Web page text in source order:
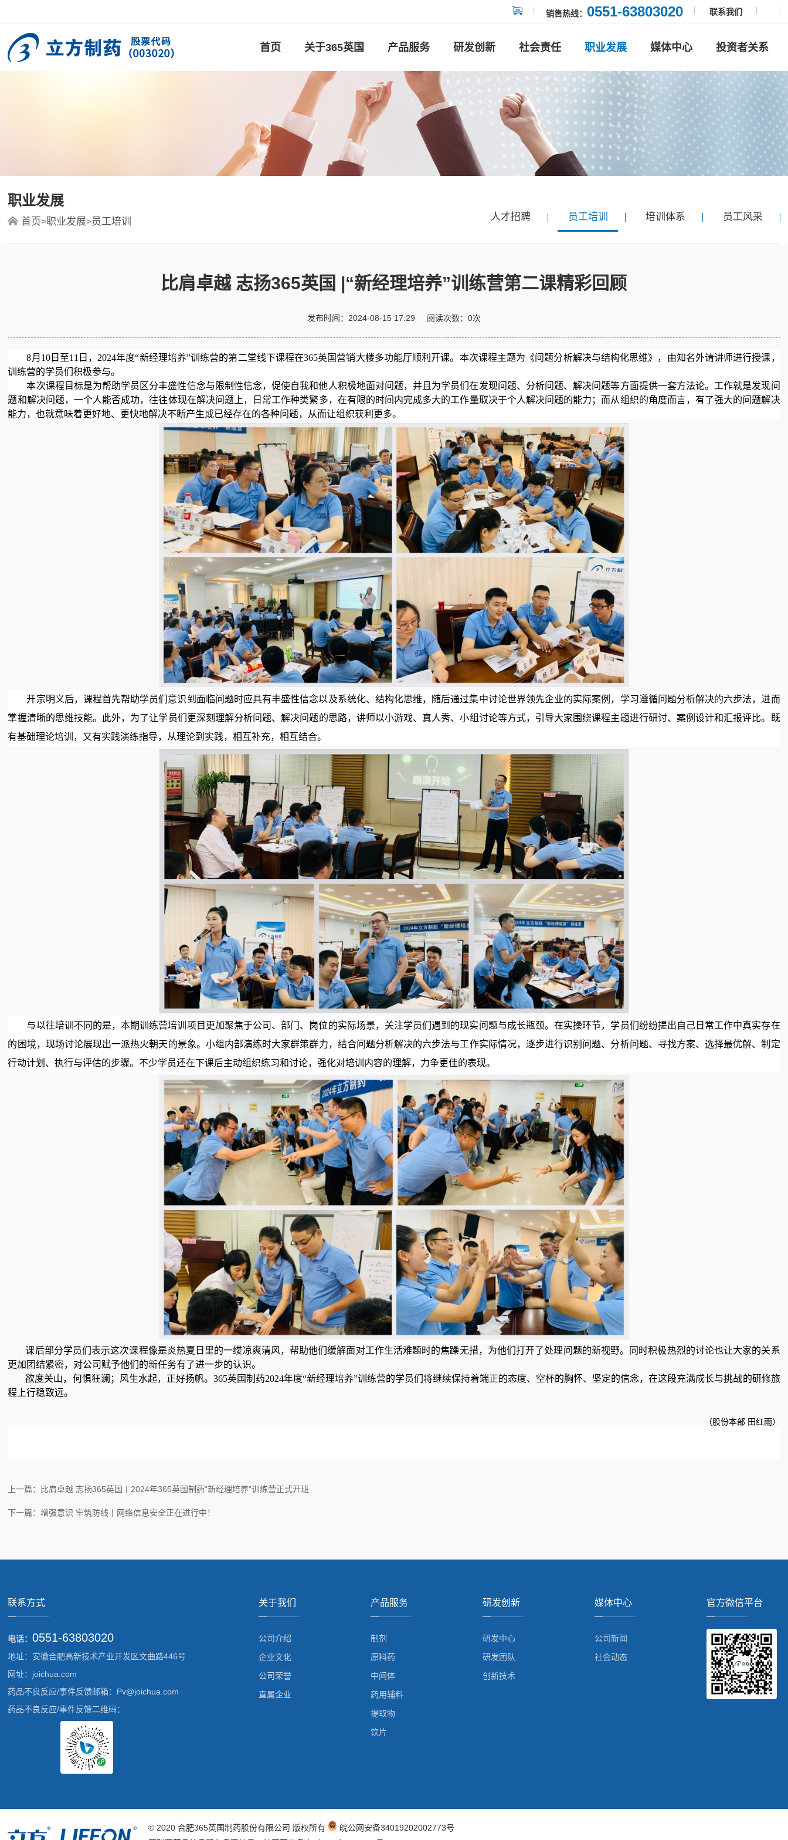
销售热线： 0551-63803020 联系我们
首页 关于365英国 产品服务 研发创新 社会责任 职业发展 媒体中心 投资者关系
职业发展
首页>职业发展>员工培训 人才招聘 员工培训 培训体系 员工风采
比肩卓越 志扬365英国 |“新经理培养”训练营第二课精彩回顾
发布时间： 2024-08-15 17:29 阅读次数： 0次
8月10日至11日，2024年度“新经理培养”训练营的第二堂线下课程在365英国营销大楼多功能厅顺利开课。本次课程主题为《问题分析解决与结构化思维》，由知名外请讲师进行授课，
训练营的学员们积极参与。
本次课程目标是为帮助学员区分丰盛性信念与限制性信念，促使自我和他人积极地面对问题，并且为学员们在发现问题、分析问题、解决问题等方面提供一套方法论。工作就是发现问
题和解决问题，一个人能否成功，往往体现在解决问题上，日常工作种类繁多，在有限的时间内完成多大的工作量取决于个人解决问题的能力；而从组织的角度而言，有了强大的问题解决
能力，也就意味着更好地、更快地解决不断产生或已经存在的各种问题，从而让组织获利更多。
开宗明义后，课程首先帮助学员们意识到面临问题时应具有丰盛性信念以及系统化、结构化思维，随后通过集中讨论世界领先企业的实际案例，学习遵循问题分析解决的六步法，进而
掌握清晰的思维技能。此外，为了让学员们更深刻理解分析问题、解决问题的思路，讲师以小游戏、真人秀、小组讨论等方式，引导大家围绕课程主题进行研讨、案例设计和汇报评比。既
有基础理论培训，又有实践演练指导，从理论到实践，相互补充，相互结合。
与以往培训不同的是，本期训练营培训项目更加聚焦于公司、部门、岗位的实际场景，关注学员们遇到的现实问题与成长瓶颈。在实操环节，学员们纷纷提出自己日常工作中真实存在
的困境，现场讨论展现出一派热火朝天的景象。小组内部演练时大家群策群力，结合问题分析解决的六步法与工作实际情况，逐步进行识别问题、分析问题、寻找方案、选择最优解、制定
行动计划、执行与评估的步骤。不少学员还在下课后主动组织练习和讨论，强化对培训内容的理解，力争更佳的表现。
课后部分学员们表示这次课程像是炎热夏日里的一缕凉爽清风，帮助他们缓解面对工作生活难题时的焦躁无措，为他们打开了处理问题的新视野。同时积极热烈的讨论也让大家的关系
更加团结紧密，对公司赋予他们的新任务有了进一步的认识。
欲度关山，何惧狂澜；风生水起，正好扬帆。365英国制药2024年度“新经理培养”训练营的学员们将继续保持着端正的态度、空杯的胸怀、坚定的信念，在这段充满成长与挑战的研修旅
程上行稳致远。
（股份本部 田红雨）
上一篇：比肩卓越 志扬365英国丨2024年365英国制药“新经理培养”训练营正式开班
下一篇：增强意识 牢筑防线丨网络信息安全正在进行中！
联系方式
电话：0551-63803020
地址：安徽合肥高新技术产业开发区文曲路446号
网址：joichua.com
药品不良反应/事件反馈邮箱：Pv@joichua.com
药品不良反应/事件反馈二维码：
关于我们
公司介绍
企业文化
公司荣誉
直属企业
产品服务
制剂
原料药
中间体
药用辅料
提取物
饮片
研发创新
研发中心
研发团队
创新技术
媒体中心
公司新闻
社会动态
官方微信平台
© 2020合肥365英国制药股份有限公司 版权所有
皖公网安备34019202002773号